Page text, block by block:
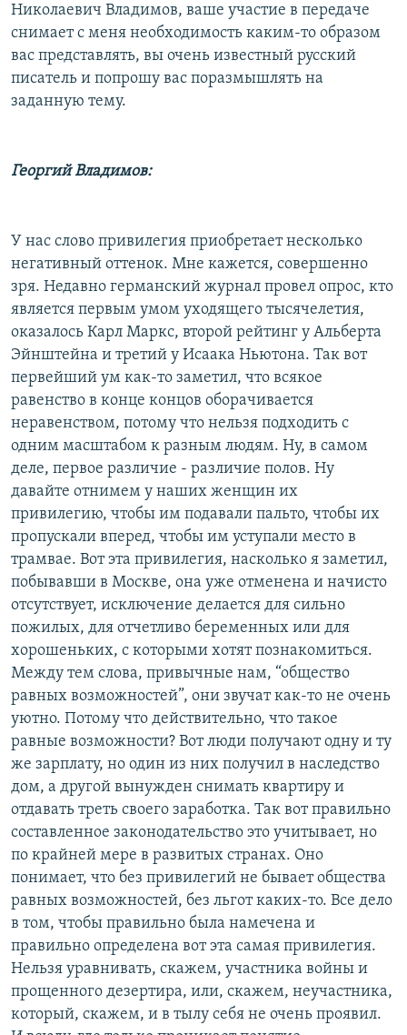
Николаевич Владимов, ваше участие в передаче
снимает с меня необходимость каким-то образом
вас представлять, вы очень известный русский
писатель и попрошу вас поразмышлять на
заданную тему.
Георгий Владимов:
У нас слово привилегия приобретает несколько
негативный оттенок. Мне кажется, совершенно
зря. Недавно германский журнал провел опрос, кто
является первым умом уходящего тысячелетия,
оказалось Карл Маркс, второй рейтинг у Альберта
Эйнштейна и третий у Исаака Ньютона. Так вот
первейший ум как-то заметил, что всякое
равенство в конце концов оборачивается
неравенством, потому что нельзя подходить с
одним масштабом к разным людям. Ну, в самом
деле, первое различие - различие полов. Ну
давайте отнимем у наших женщин их
привилегию, чтобы им подавали пальто, чтобы их
пропускали вперед, чтобы им уступали место в
трамвае. Вот эта привилегия, насколько я заметил,
побывавши в Москве, она уже отменена и начисто
отсутствует, исключение делается для сильно
пожилых, для отчетливо беременных или для
хорошеньких, с которыми хотят познакомиться.
Между тем слова, привычные нам, “общество
равных возможностей”, они звучат как-то не очень
уютно. Потому что действительно, что такое
равные возможности? Вот люди получают одну и ту
же зарплату, но один из них получил в наследство
дом, а другой вынужден снимать квартиру и
отдавать треть своего заработка. Так вот правильно
составленное законодательство это учитывает, но
по крайней мере в развитых странах. Оно
понимает, что без привилегий не бывает общества
равных возможностей, без льгот каких-то. Все дело
в том, чтобы правильно была намечена и
правильно определена вот эта самая привилегия.
Нельзя уравнивать, скажем, участника войны и
прощенного дезертира, или, скажем, неучастника,
который, скажем, и в тылу себя не очень проявил.